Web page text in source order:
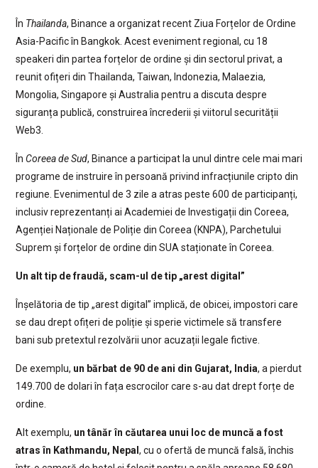
În Thailanda, Binance a organizat recent Ziua Forțelor de Ordine
Asia-Pacific în Bangkok. Acest eveniment regional, cu 18
speakeri din partea forțelor de ordine și din sectorul privat, a
reunit ofițeri din Thailanda, Taiwan, Indonezia, Malaezia,
Mongolia, Singapore și Australia pentru a discuta despre
siguranța publică, construirea încrederii și viitorul securității
Web3.
În Coreea de Sud, Binance a participat la unul dintre cele mai mari
programe de instruire în persoană privind infracțiunile cripto din
regiune. Evenimentul de 3 zile a atras peste 600 de participanți,
inclusiv reprezentanți ai Academiei de Investigații din Coreea,
Agenției Naționale de Poliție din Coreea (KNPA), Parchetului
Suprem și forțelor de ordine din SUA staționate în Coreea.
Un alt tip de fraudă, scam-ul de tip „arest digital”
Înșelătoria de tip „arest digital” implică, de obicei, impostori care
se dau drept ofițeri de poliție și sperie victimele să transfere
bani sub pretextul rezolvării unor acuzații legale fictive.
De exemplu, un bărbat de 90 de ani din Gujarat, India, a pierdut
149.700 de dolari în fața escrocilor care s-au dat drept forțe de
ordine.
Alt exemplu, un tânăr în căutarea unui loc de muncă a fost
atras în Kathmandu, Nepal , cu o ofertă de muncă falsă, închis